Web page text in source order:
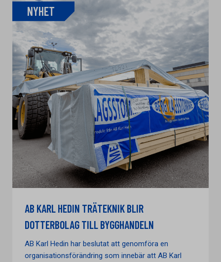
NYHET
AB KARL HEDIN TRÄTEKNIK BLIR
DOTTERBOLAG TILL BYGGHANDELN
AB Karl Hedin har beslutat att genomföra en
organisationsförändring som innebär att AB Karl